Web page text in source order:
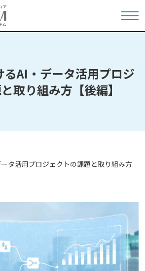
るAI・データ活用プロジ
取り組み方【後編】
タ活用プロジェクトの課題と取り組み方